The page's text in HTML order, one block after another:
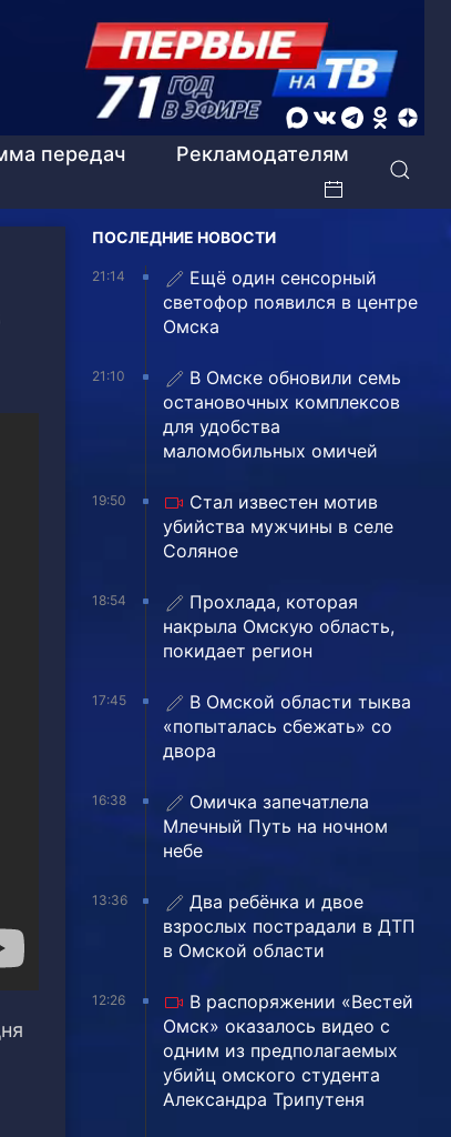
передач
Рекламодателям
ПОСЛЕДНИЕ НОВОСТИ
21:14
Ещё один сенсорный
светофор появился в центре
Омска
21:10
В Омске обновили семь
остановочных комплексов
для удобства
маломобильных омичей
19:50
Стал известен мотив
убийства мужчины в селе
Соляное
18:54
Прохлада, которая
накрыла Омскую область,
покидает регион
17:45
В Омской области тыква
«попыталась сбежать» со
двора
16:38
Омичка запечатлела
Млечный Путь на ночном
небе
13:36
Два ребёнка и двое
взрослых пострадали в ДТП
в Омской области
12:26
В распоряжении «Вестей
Омск» оказалось видео с
одним из предполагаемых
убийц омского студента
Александра Трипутеня